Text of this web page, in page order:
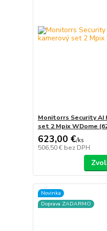
Monitorrs Security AI
set 2 Mpix WDome
623,00 €/ks
506,50 € bez DPH
Novinka
Doprava ZADARMO